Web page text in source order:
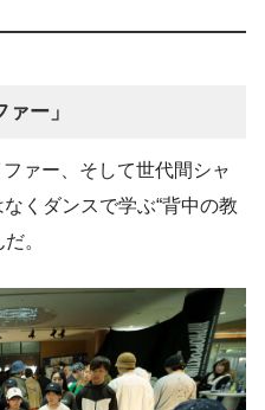
ー」
ァー、そして世代間シャ
くダンスで学ぶ“背中の教
。